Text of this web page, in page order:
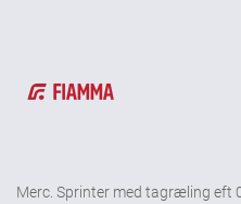
Merc. Sprinter med tagræling eft